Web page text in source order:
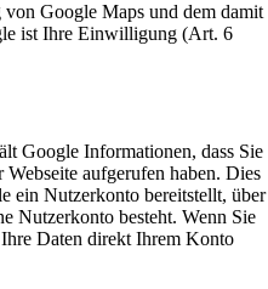
Google Maps und dem damit
ist Ihre Einwilligung (Art. 6
Google Informationen, dass Sie
Webseite aufgerufen haben. Dies
ein Nutzerkonto bereitstellt, über
Nutzerkonto besteht. Wenn Sie
Daten direkt Ihrem Konto